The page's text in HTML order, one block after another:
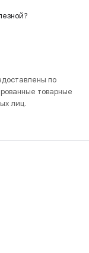
по
товарные
лиц.